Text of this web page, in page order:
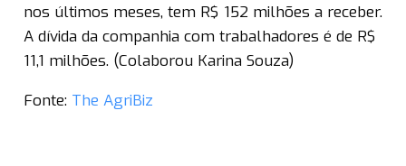
nos últimos meses, tem R$ 152 milhões a receber.
A dívida da companhia com trabalhadores é de R$
11,1 milhões. (Colaborou Karina Souza)
Fonte: The AgriBiz